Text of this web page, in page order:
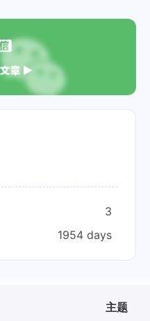
3
1954 days
主题